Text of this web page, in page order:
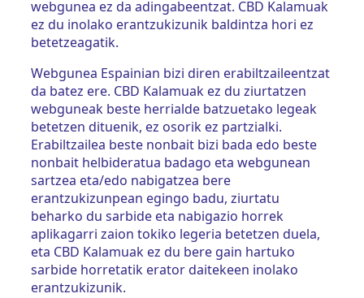
webgunea ez da adingabeentzat. CBD Kalamuak
ez du inolako erantzukizunik baldintza hori ez
betetzeagatik.
Webgunea Espainian bizi diren erabiltzaileentzat
da batez ere. CBD Kalamuak ez du ziurtatzen
webguneak beste herrialde batzuetako legeak
betetzen dituenik, ez osorik ez partzialki.
Erabiltzailea beste nonbait bizi bada edo beste
nonbait helbideratua badago eta webgunean
sartzea eta/edo nabigatzea bere
erantzukizunpean egingo badu, ziurtatu
beharko du sarbide eta nabigazio horrek
aplikagarri zaion tokiko legeria betetzen duela,
eta CBD Kalamuak ez du bere gain hartuko
sarbide horretatik erator daitekeen inolako
erantzukizunik.